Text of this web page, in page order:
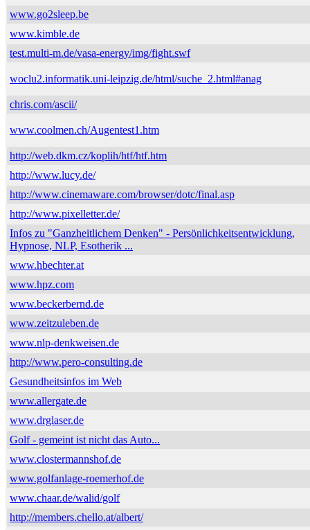
www.go2sleep.be
www.kimble.de
test.multi-m.de/vasa-energy/img/fight.swf
woclu2.informatik.uni-leipzig.de/html/suche_2.html#anag
chris.com/ascii/
www.coolmen.ch/Augentest1.htm
http://web.dkm.cz/koplih/htf/htf.htm
http://www.lucy.de/
http://www.cinemaware.com/browser/dotc/final.asp
http://www.pixelletter.de/
Infos zu "Ganzheitlichem Denken" - Persönlichkeitsentwicklung,
Hypnose, NLP, Esotherik ...
www.hbechter.at
www.hpz.com
www.beckerbernd.de
www.zeitzuleben.de
www.nlp-denkweisen.de
http://www.pero-consulting.de
Gesundheitsinfos im Web
www.allergate.de
www.drglaser.de
Golf - gemeint ist nicht das Auto...
www.clostermannshof.de
www.golfanlage-roemerhof.de
www.chaar.de/walid/golf
http://members.chello.at/albert/